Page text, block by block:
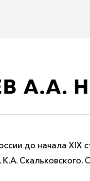
А.А.
до начала XIX